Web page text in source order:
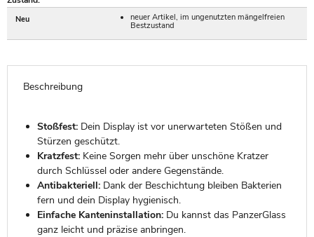
Neu
neuer Artikel, im ungenutzten mängelfreien
Bestzustand
Beschreibung
Stoßfest:Dein Display ist vor unerwarteten Stößen und
Stürzen geschützt.
Kratzfest:Keine Sorgen mehr über unschöne Kratzer
durch Schlüssel oder andere Gegenstände.
Antibakteriell:Dank der Beschichtung bleiben Bakterien
fern und dein Display hygienisch.
Einfache Kanteninstallation:Du kannst das PanzerGlass
ganz leicht und präzise anbringen.